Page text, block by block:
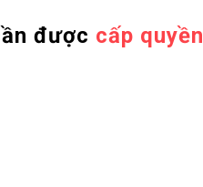
được cấp quyền